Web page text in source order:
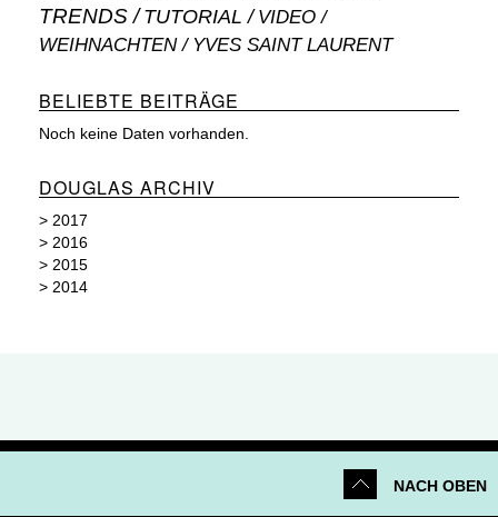
TRENDS TUTORIAL VIDEO
WEIHNACHTEN YVES SAINT LAURENT
BELIEBTE BEITRÄGE
Noch keine Daten vorhanden.
DOUGLAS ARCHIV
> 2017
> 2016
> 2015
> 2014
NACH OBEN